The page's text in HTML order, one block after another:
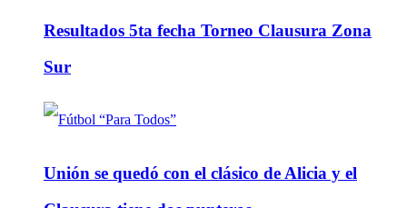
Resultados 5ta fecha Torneo Clausura Zona
Sur
Unión se quedó con el clásico de Alicia y el